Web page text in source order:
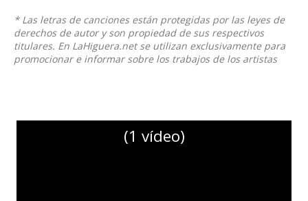
* Las letras de canciones están protegidas por las leyes de
derechos de autor y son propiedad de sus respectivos
titulares. En LaHiguera.net se utilizan exclusivamente para
promocionar e informar sobre los trabajos de los artistas
(1 vídeo)